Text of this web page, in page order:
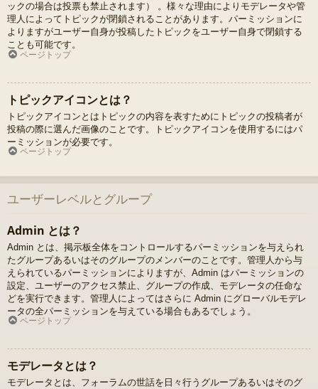
ックの場合は投票も禁止されます） 。様々な理由によりモデレータや管
理人によってトピックが閉鎖されることがあります。パーミッションに
よりますがユーザー自身が投稿したトピックをユーザー自身で閉鎖する
ことも可能です。
ページトップ
トピックアイコンとは？
トピックアイコンとはトピックの内容を表すためにトピックの投稿者が
投稿の際に選んだ画像のことです。トピックアイコンを使用するにはパ
ーミッションが必要です。
ページトップ
ユーザーレベルとグループ
Admin とは？
Admin とは、掲示板全体をコントロールするパーミッションを与えられ
たグループあるいはそのグループのメンバーのことです。管理人から与
えられているパーミッションによりますが、Admin はパーミッションの
設定、ユーザーのアクセス禁止、グループの作成、モデレータの任命な
どを実行できます。管理人によってはさらに Admin にグローバルモデレ
ータの全パーミッションを与えている場合もあるでしょう。
ページトップ
モデレータとは？
モデレータとは、フォーラムの世話を日々行うグループあるいはそのグ